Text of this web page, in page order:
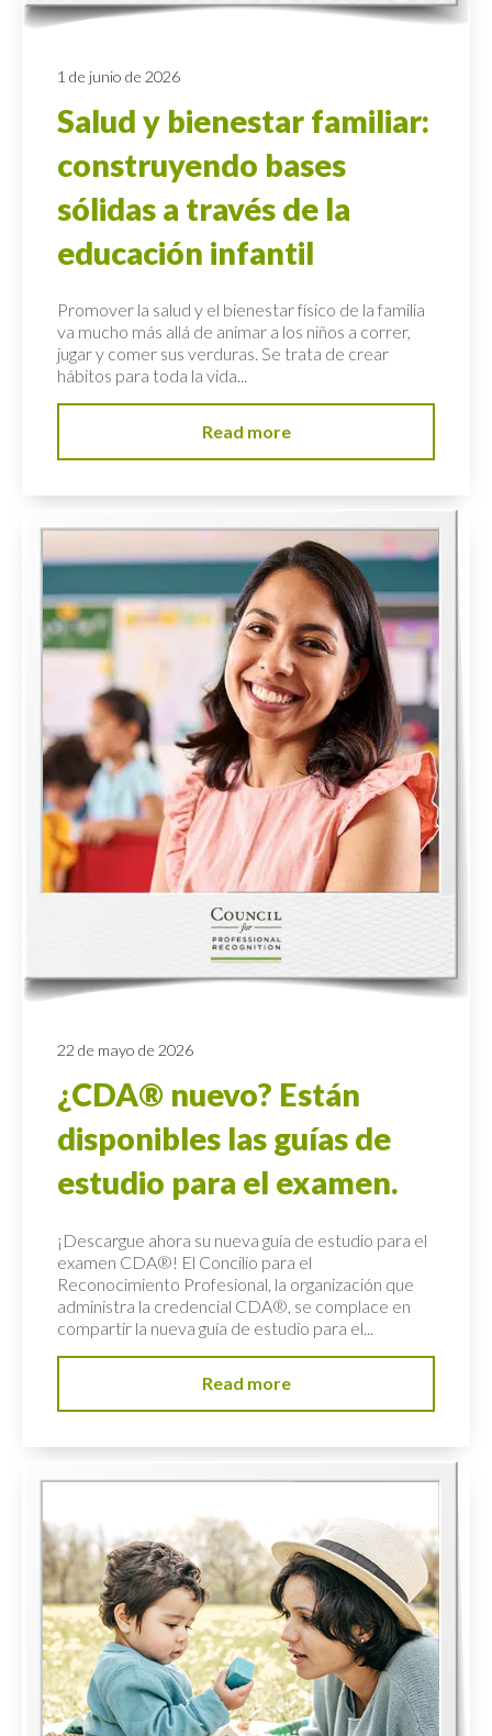
1 de junio de 2026
Salud y bienestar familiar:
construyendo bases
sólidas a través de la
educación infantil
Promover la salud y el bienestar físico de la familia
va mucho más allá de animar a los niños a correr,
jugar y comer sus verduras. Se trata de crear
hábitos para toda la vida...
Read more
22 de mayo de 2026
¿CDA® nuevo? Están
disponibles las guías de
estudio para el examen.
¡Descargue ahora su nueva guía de estudio para el
examen CDA®! El Concilio para el
Reconocimiento Profesional, la organización que
administra la credencial CDA®, se complace en
compartir la nueva guía de estudio para el...
Read more